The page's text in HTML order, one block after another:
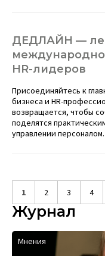
ДЕДЛАЙН —
HR-лидеров
Присоединяйтесь к
бизнеса и HR-
возвращается, чтобы
поделятся
управлении персоналом.
1 2 3 4
Журнал
Мнения